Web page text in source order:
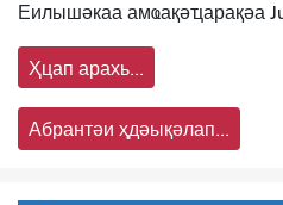
Еилышәкаа амҩақәҵарақәа
Ҳцап арахь...
Абрантәи ҳдәықәлап...